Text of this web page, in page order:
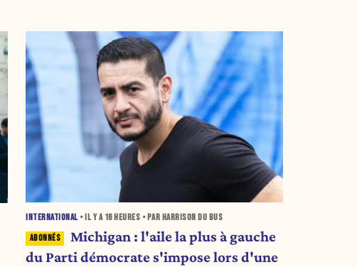
INTERNATIONAL • IL Y A 16 HEURES • PAR HARRISON DU BUS
Michigan : l'aile la plus à gauche
du Parti démocrate s'impose lors d'une